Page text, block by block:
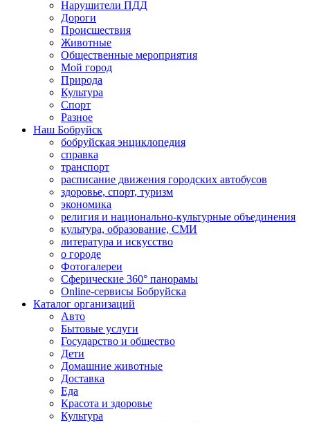
Нарушители ПДД
Дороги
Происшествия
Животные
Общественные мероприятия
Мой город
Природа
Культура
Спорт
Разное
Наш Бобруйск
бобруйская энциклопедия
справка
транспорт
расписание движения городских автобусов
здоровье, спорт, туризм
экономика
религия и национально-культурные объединения
культура, образование, СМИ
литература и искусство
о городе
Фотогалереи
Сферические 360° панорамы
Online-сервисы Бобруйска
Каталог организаций
Авто
Бытовые услуги
Государство и общество
Дети
Домашние животные
Доставка
Еда
Красота и здоровье
Культура